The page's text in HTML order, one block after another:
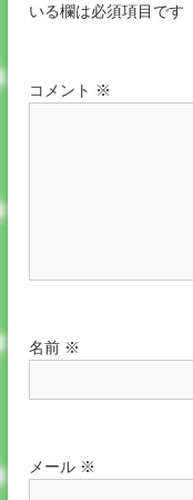
いる欄は必須項目です
コメント ※
名前 ※
メール ※